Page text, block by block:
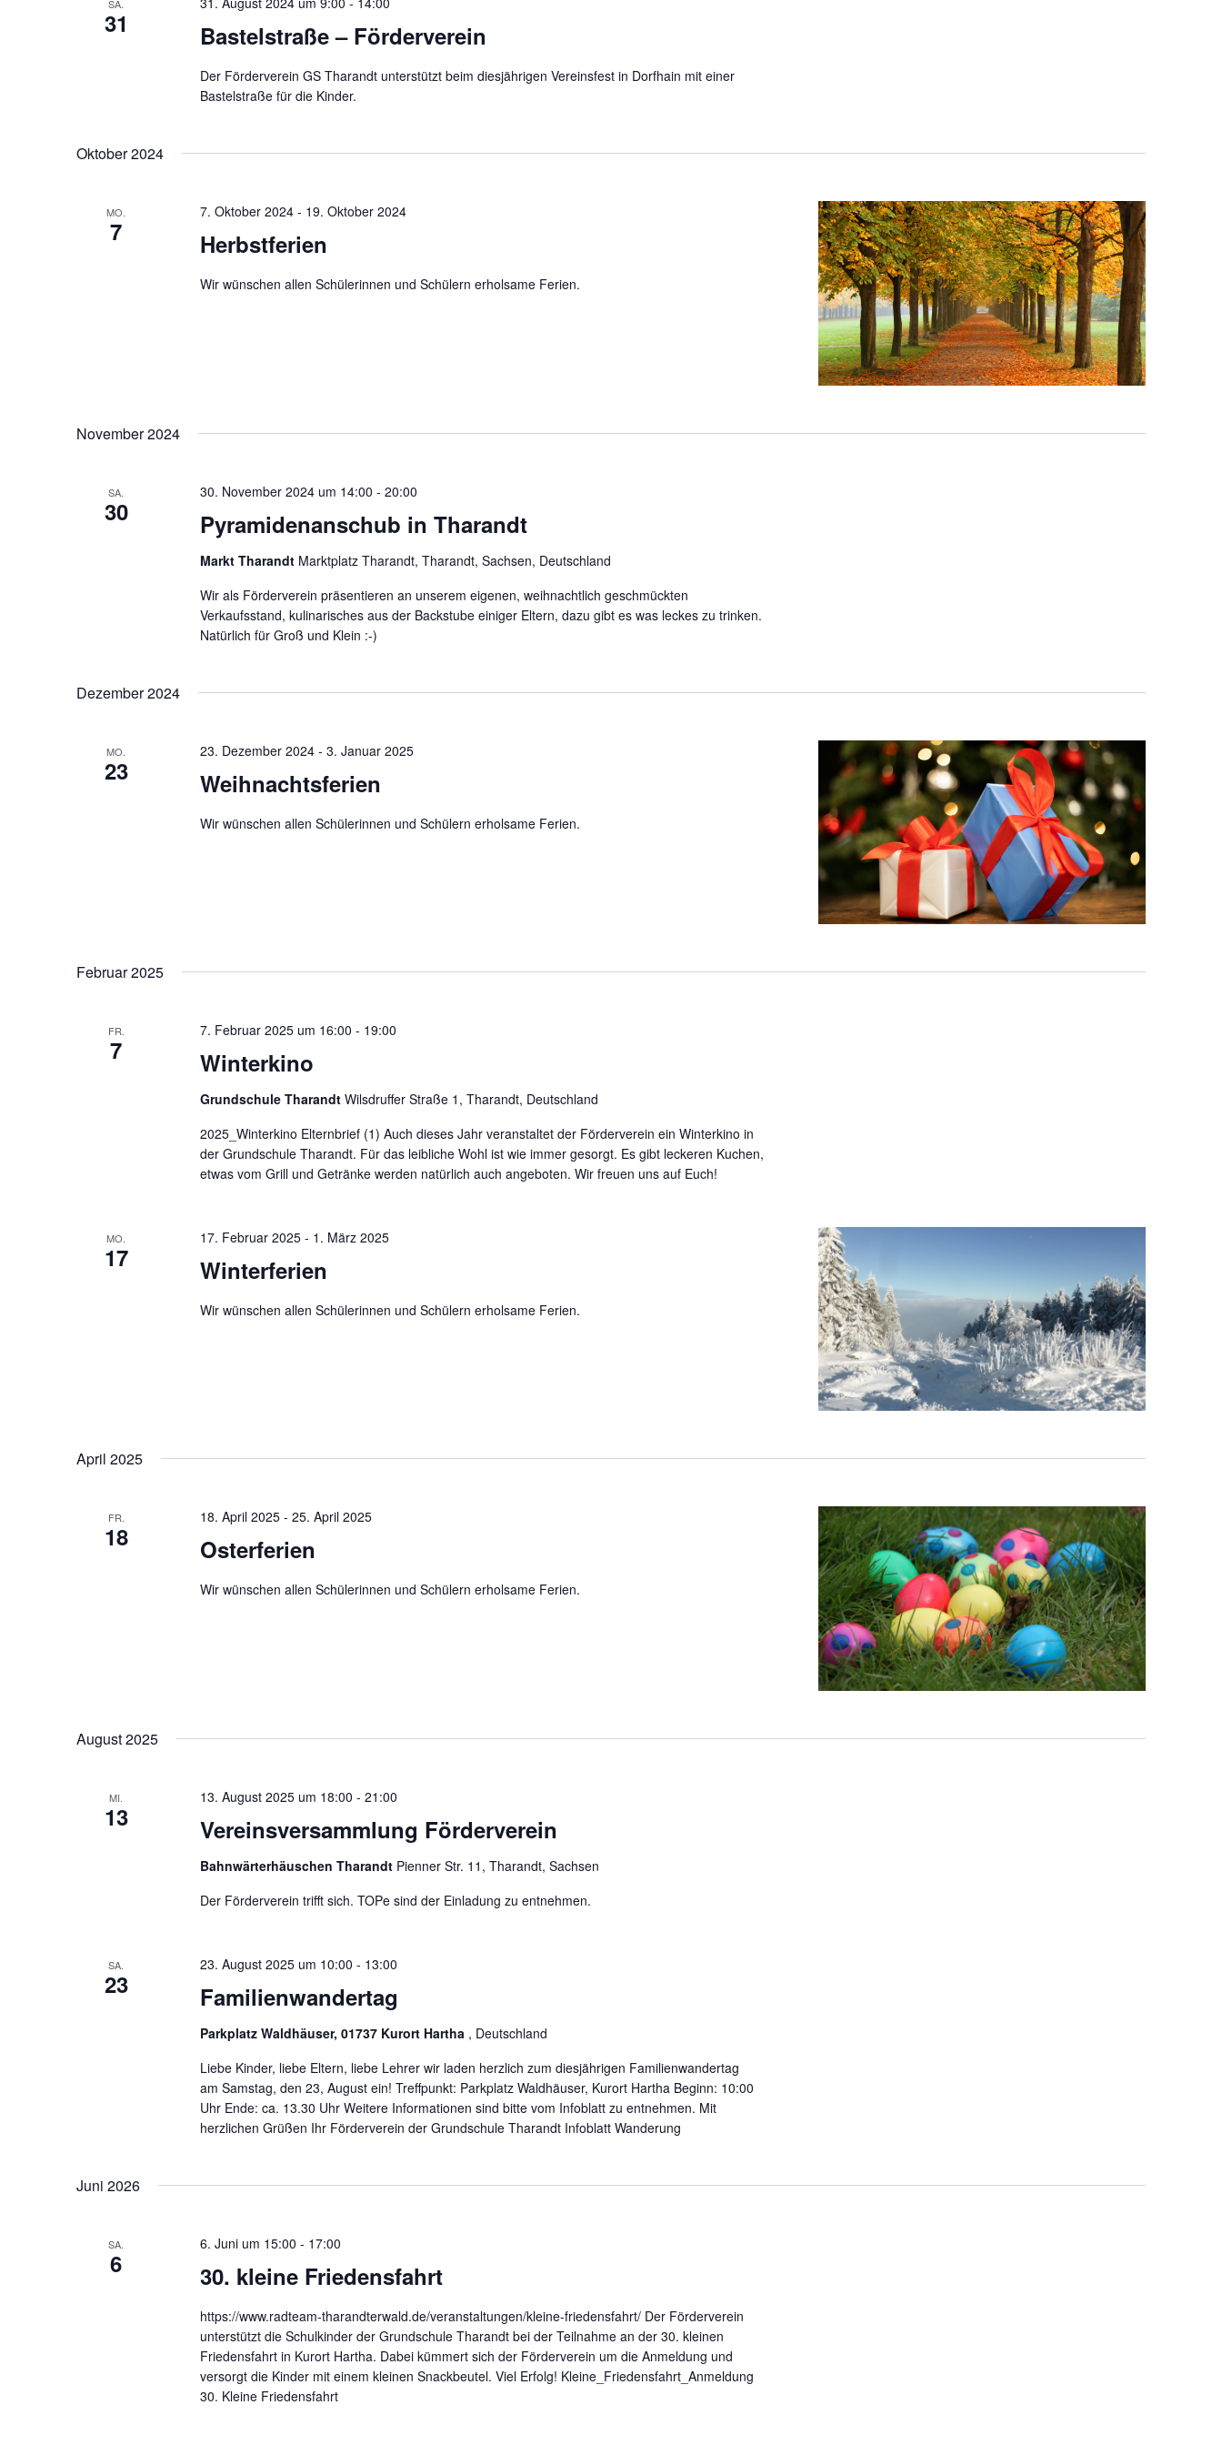
SA.
31 Bastelstraße – Förderverein
Der Förderverein GS Tharandt unterstützt beim diesjährigen Vereinsfest in Dorfhain mit einer
Bastelstraße für die Kinder.
Oktober 2024
MO.
7 Herbstferien
7. Oktober 2024- 19. Oktober 2024
Wir wünschen allen Schülerinnen und Schülern erholsame Ferien.
November 2024
SA.
30 Pyramidenanschub in Tharandt
30. November 2024 um 14:00 - 20:00
Markt Tharandt Marktplatz Tharandt, Tharandt, Sachsen, Deutschland
Wir als Förderverein präsentieren an unserem eigenen, weihnachtlich geschmückten
Verkaufsstand, kulinarisches aus der Backstube einiger Eltern, dazu gibt es was leckes zu trinken.
Natürlich für Groß und Klein :-)
Dezember 2024
MO.
23 Weihnachtsferien
23. Dezember 2024- 3. Januar 2025
Wir wünschen allen Schülerinnen und Schülern erholsame Ferien.
Februar 2025
FR.
7 Winterkino
7. Februar 2025 um 16:00 - 19:00
Grundschule Tharandt Wilsdruffer Straße 1, Tharandt, Deutschland
2025_Winterkino Elternbrief (1) Auch dieses Jahr veranstaltet der Förderverein ein Winterkino in
der Grundschule Tharandt. Für das leibliche Wohl ist wie immer gesorgt. Es gibt leckeren Kuchen,
etwas vom Grill und Getränke werden natürlich auch angeboten. Wir freuen uns auf Euch!
MO.
17 Winterferien
17. Februar 2025- 1. März 2025
Wir wünschen allen Schülerinnen und Schülern erholsame Ferien.
April 2025
FR.
18 Osterferien
18. April 2025- 25. April 2025
Wir wünschen allen Schülerinnen und Schülern erholsame Ferien.
August 2025
MI.
13 Vereinsversammlung Förderverein
13. August 2025 um 18:00 - 21:00
Bahnwärterhäuschen Tharandt Pienner Str. 11, Tharandt, Sachsen
Der Förderverein trifft sich. TOPe sind der Einladung zu entnehmen.
SA.
23 Familienwandertag
23. August 2025 um 10:00 - 13:00
Parkplatz Waldhäuser, 01737 Kurort Hartha , Deutschland
Liebe Kinder, liebe Eltern, liebe Lehrer wir laden herzlich zum diesjährigen Familienwandertag
am Samstag, den 23, August ein! Treffpunkt: Parkplatz Waldhäuser, Kurort Hartha Beginn: 10:00
Uhr Ende: ca. 13.30 Uhr Weitere Informationen sind bitte vom Infoblatt zu entnehmen. Mit
herzlichen Grüßen Ihr Förderverein der Grundschule Tharandt Infoblatt Wanderung
Juni 2026
SA.
6 30. kleine Friedensfahrt
6. Juni um 15:00 - 17:00
https://www.radteam-tharandterwald.de/veranstaltungen/kleine-friedensfahrt/ Der Förderverein
unterstützt die Schulkinder der Grundschule Tharandt bei der Teilnahme an der 30. kleinen
Friedensfahrt in Kurort Hartha. Dabei kümmert sich der Förderverein um die Anmeldung und
versorgt die Kinder mit einem kleinen Snackbeutel. Viel Erfolg! Kleine_Friedensfahrt_Anmeldung
30. Kleine Friedensfahrt